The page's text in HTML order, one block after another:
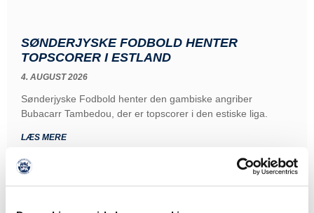
SØNDERJYSKE FODBOLD HENTER
TOPSCORER I ESTLAND
4. AUGUST 2026
Sønderjyske Fodbold henter den gambiske angriber
Bubacarr Tambedou, der er topscorer i den estiske liga.
LÆS MERE